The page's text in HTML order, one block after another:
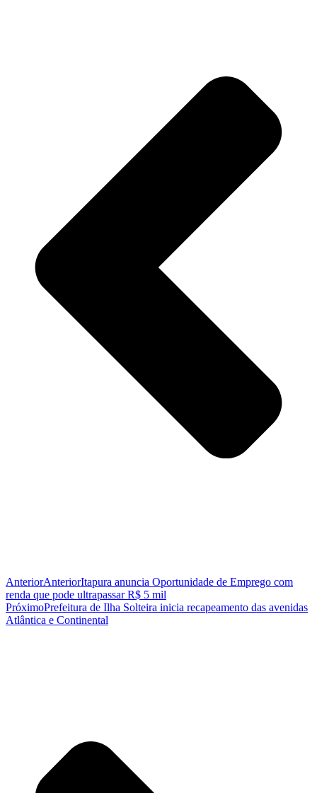
AnteriorAnteriorItapura anuncia Oportunidade de Emprego com
renda que pode ultrapassar R$ 5 mil
PróximoPrefeitura de Ilha Solteira inicia recapeamento das avenidas
Atlântica e Continental